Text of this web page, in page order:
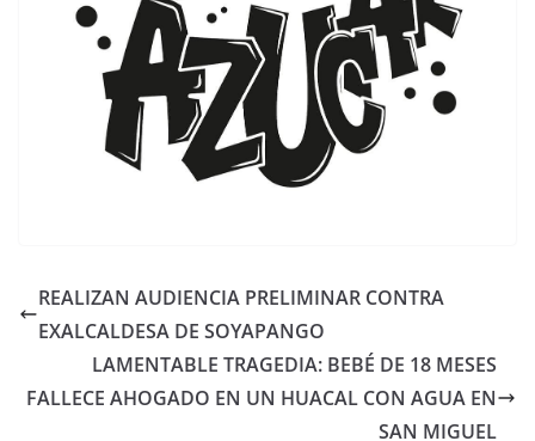
REALIZAN AUDIENCIA PRELIMINAR CONTRA
EXALCALDESA DE SOYAPANGO
LAMENTABLE TRAGEDIA: BEBÉ DE 18 MESES
FALLECE AHOGADO EN UN HUACAL CON AGUA EN
SAN MIGUEL